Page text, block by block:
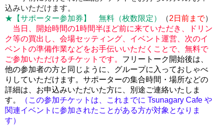
込みいただけます。
★【サポーター参加券】 無料（枚数限定）
（2 日前まで）
当日、開始時間の1時間半ほど前に来ていただき、ドリン
ク等の買出し、会場セッティング、イベント運営、次のイ
ベントの準備作業などをお手伝いいただくことで、無料で
ご参加いただけるチケットです。 フリートーク開始後は、
他の参加者の方と同じように、グループに入っておしゃべ
りしていただけます。サポーターの集合時間・場所などの
詳細は、お申込みいただいた方に、別途ご連絡いたしま
す。
（この参加チケットは、これまでに Tsunagary Cafe や
関連イベントに参加されたことがある方が対象となりま
す）